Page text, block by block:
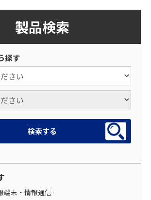
製品検索
探す
端末・情報通信